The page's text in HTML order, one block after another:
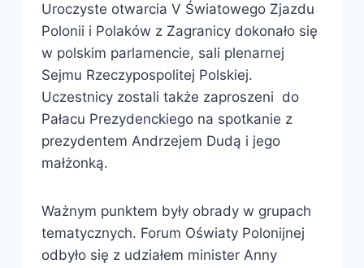
Uroczyste otwarcia V Światowego Zjazdu
Polonii i Polaków z Zagranicy dokonało się
w polskim parlamencie, sali plenarnej
Sejmu Rzeczypospolitej Polskiej.
Uczestnicy zostali także zaproszeni do
Pałacu Prezydenckiego na spotkanie z
prezydentem Andrzejem Dudą i jego
małżonką.
Ważnym punktem były obrady w grupach
tematycznych. Forum Oświaty Polonijnej
odbyło się z udziałem minister Anny